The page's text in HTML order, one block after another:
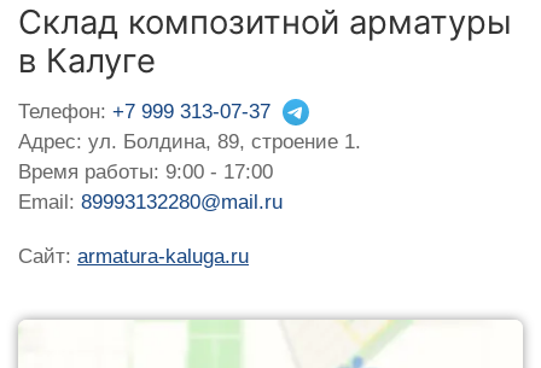
Склад композитной арматуры
в Калуге
Телефон: +7 999 313-07-37
Адрес: ул. Болдина, 89, строение 1.
Время работы: 9:00 - 17:00
Email: 89993132280@mail.ru
Сайт: armatura-kaluga.ru